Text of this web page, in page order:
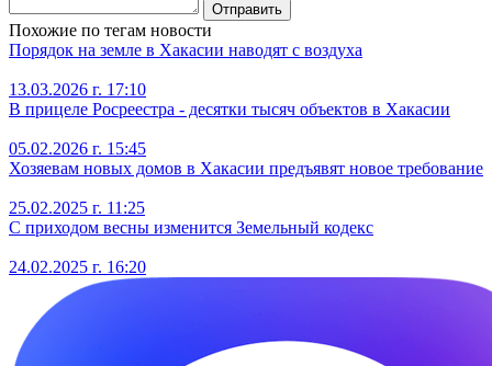
Отправить
Похожие по тегам новости
Порядок на земле в Хакасии наводят с воздуха
13.03.2026 г. 17:10
В прицеле Росреестра - десятки тысяч объектов в Хакасии
05.02.2026 г. 15:45
Хозяевам новых домов в Хакасии предъявят новое требование
25.02.2025 г. 11:25
С приходом весны изменится Земельный кодекс
24.02.2025 г. 16:20